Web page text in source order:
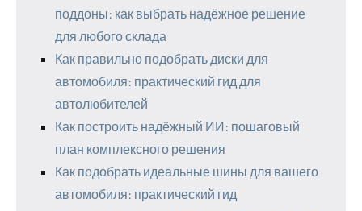
поддоны: как выбрать надёжное решение
для любого склада
Как правильно подобрать диски для
автомобиля: практический гид для
автолюбителей
Как построить надёжный ИИ: пошаговый
план комплексного решения
Как подобрать идеальные шины для вашего
автомобиля: практический гид